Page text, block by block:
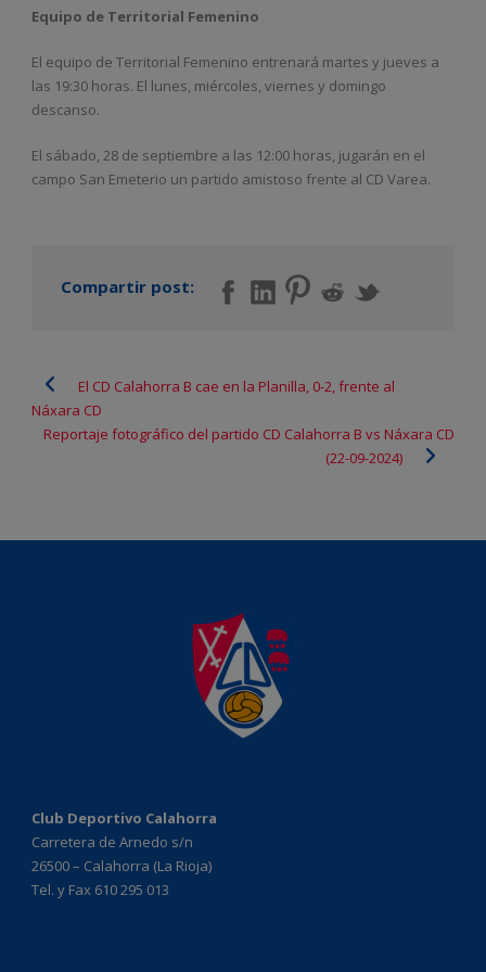
Equipo de Territorial Femenino
El equipo de Territorial Femenino entrenará martes y jueves a
las 19:30 horas. El lunes, miércoles, viernes y domingo
descanso.
El sábado, 28 de septiembre a las 12:00 horas, jugarán en el
campo San Emeterio un partido amistoso frente al CD Varea.
Compartir post:
El CD Calahorra B cae en la Planilla, 0-2, frente al
Náxara CD
Reportaje fotográfico del partido CD Calahorra B vs Náxara CD
(22-09-2024)
Club Deportivo Calahorra
Carretera de Arnedo s/n
26500 – Calahorra (La Rioja)
Tel. y Fax 610 295 013